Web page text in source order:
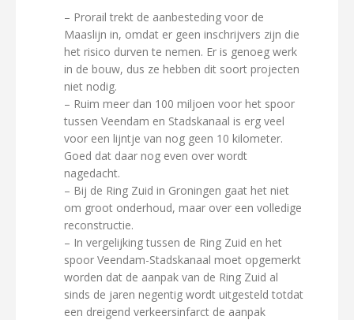
– Prorail trekt de aanbesteding voor de
Maaslijn in, omdat er geen inschrijvers zijn die
het risico durven te nemen. Er is genoeg werk
in de bouw, dus ze hebben dit soort projecten
niet nodig.
– Ruim meer dan 100 miljoen voor het spoor
tussen Veendam en Stadskanaal is erg veel
voor een lijntje van nog geen 10 kilometer.
Goed dat daar nog even over wordt
nagedacht.
– Bij de Ring Zuid in Groningen gaat het niet
om groot onderhoud, maar over een volledige
reconstructie.
– In vergelijking tussen de Ring Zuid en het
spoor Veendam-Stadskanaal moet opgemerkt
worden dat de aanpak van de Ring Zuid al
sinds de jaren negentig wordt uitgesteld totdat
een dreigend verkeersinfarct de aanpak